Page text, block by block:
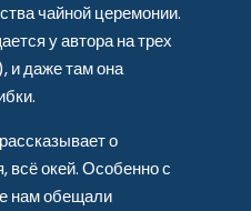
чайной церемонии.
у автора на трех
и даже там она
о
всё окей. Особенно с
нам обещали